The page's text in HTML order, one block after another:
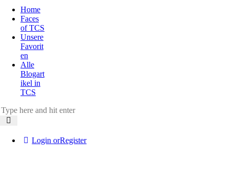
Home
Faces
of TCS
Unsere
Favorit
en
Alle
Blogart
ikel in
TCS
Login orRegister